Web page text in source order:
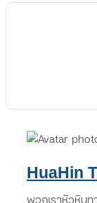
HuaHin
พวกเราหัวหินท